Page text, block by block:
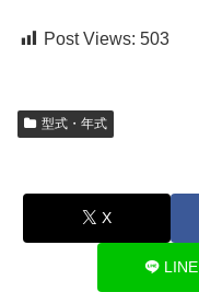
Post Views: 503
型式・年式
X
LINE